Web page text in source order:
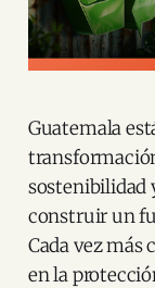
Guatemala
sostenibilidad
construir un
Cada vez
en la